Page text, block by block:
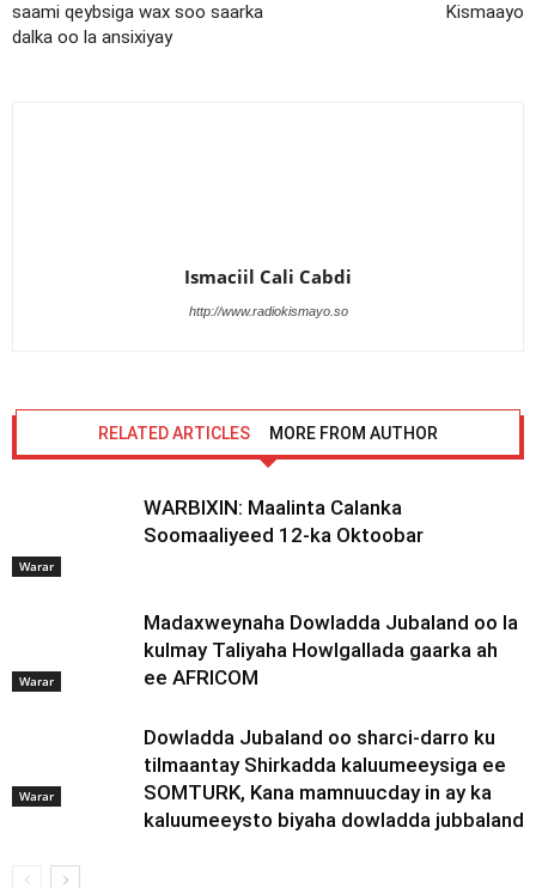
saami qeybsiga wax soo saarka
dalka oo la ansixiyay
Kismaayo
Ismaciil Cali Cabdi
http://www.radiokismayo.so
RELATED ARTICLES MORE FROM AUTHOR
Warar
WARBIXIN: Maalinta Calanka
Soomaaliyeed 12-ka Oktoobar
Warar
Madaxweynaha Dowladda Jubaland oo la
kulmay Taliyaha Howlgallada gaarka ah
ee AFRICOM
Warar
Dowladda Jubaland oo sharci-darro ku
tilmaantay Shirkadda kaluumeeysiga ee
SOMTURK, Kana mamnuucday in ay ka
kaluumeeysto biyaha dowladda jubbaland